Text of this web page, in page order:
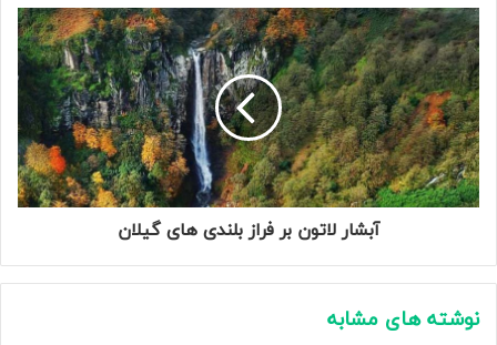
آبشار لاتون بر فراز بلندی های گیلان
نوشته های مشابه